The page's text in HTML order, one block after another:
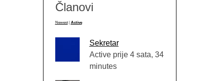
Članovi
Newest Active
Sekretar
Active prije 4 sata, 34
minutes